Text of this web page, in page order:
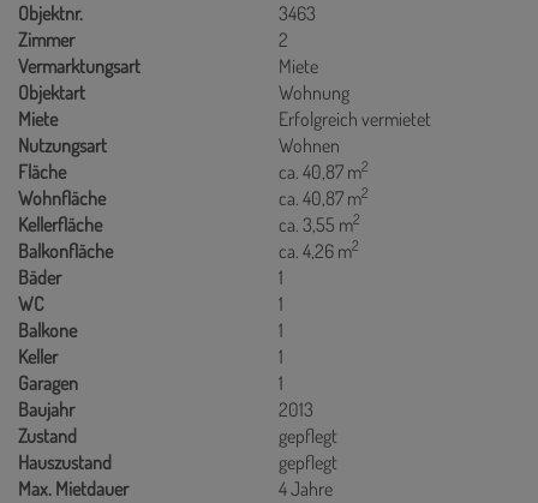
Objektnr.
3463
Zimmer
2
Vermarktungsart
Miete
Objektart
Wohnung
Miete
Erfolgreich vermietet
Nutzungsart
Wohnen
Fläche
ca. 40,87 m2
Wohnfläche ca. 40,87 m2
Kellerfläche ca. 3,55 m2
Balkonfläche ca. 4,26 m2
Bäder
1
WC
1
Balkone
1
Keller
1
Garagen
1
Baujahr
2013
Zustand
gepflegt
Hauszustand
gepflegt
Max. Mietdauer
4 Jahre